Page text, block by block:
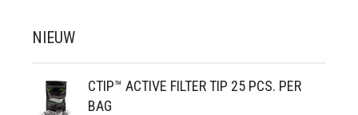
NIEUW
CTIP™ ACTIVE FILTER TIP 25 PCS. PER
BAG